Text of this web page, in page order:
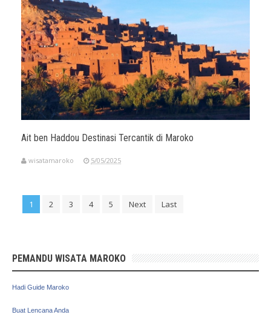
Ait ben Haddou Destinasi Tercantik di Maroko
wisatamaroko 5/05/2025
1 2 3 4 5 Next Last
PEMANDU WISATA MAROKO
Hadi Guide Maroko
Buat Lencana Anda